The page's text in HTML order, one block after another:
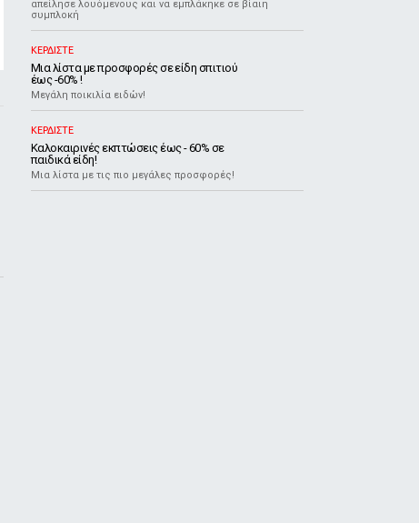
απείλησε λουόμενους και να εμπλάκηκε σε βίαιη
συμπλοκή
ΚΕΡΔΙΣΤΕ
Μια λίστα με προσφορές σε είδη σπιτιού
έως -60% !
Μεγάλη ποικιλία ειδών!
ΚΕΡΔΙΣΤΕ
Καλοκαιρινές εκπτώσεις έως - 60% σε
παιδικά είδη!
Μια λίστα με τις πιο μεγάλες προσφορές!